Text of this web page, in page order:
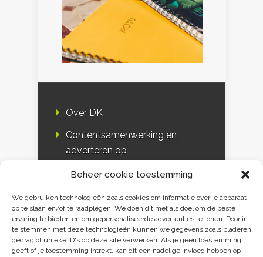
Beheer cookie toestemming
We gebruiken technologieën zoals cookies om informatie over je apparaat
op te slaan en/of te raadplegen. We doen dit met als doel om de beste
ervaring te bieden en om gepersonaliseerde advertenties te tonen. Door in
te stemmen met deze technologieën kunnen we gegevens zoals bladeren
gedrag of unieke ID's op deze site verwerken. Als je geen toestemming
geeft of je toestemming intrekt, kan dit een nadelige invloed hebben op
Over DK
Contentsamenwerking en
adverteren op
DK & media
Disclaimer